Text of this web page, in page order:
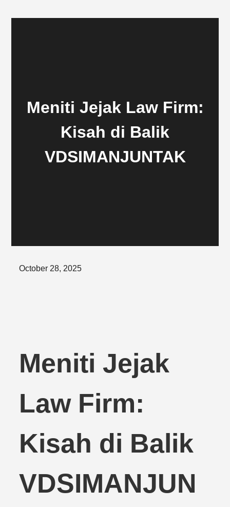
Meniti Jejak Law Firm:
Kisah di Balik
VDSIMANJUNTAK
Posted
October 28, 2025
Meniti Jejak
Law Firm:
Kisah di Balik
VDSIMANJUN